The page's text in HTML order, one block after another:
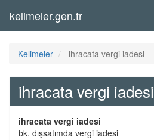
kelimeler.gen.tr
Kelimeler ihracata vergi iadesi
ihracata vergi iadesi
ihracata vergi iadesi
bk. dışsatımda vergi iadesi